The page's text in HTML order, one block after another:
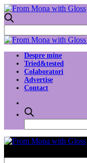
Despre mine
Tried&tested
Colaboratori
Advertise
Contact